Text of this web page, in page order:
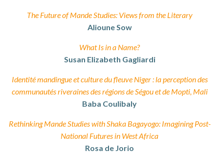
The Future of Mande Studies: Views from the Literary
Alioune Sow
What Is in a Name?
Susan Elizabeth Gagliardi
Identité mandingue et culture du fleuve Niger : la perception des
communautés riveraines des régions de Ségou et de Mopti, Mali
Baba Coulibaly
Rethinking Mande Studies with Shaka Bagayogo: Imagining Post-
National Futures in West Africa
Rosa de Jorio